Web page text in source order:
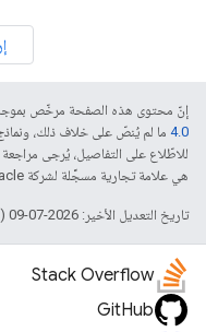
إنّ محتوى هذه الصفحة مرخّص
4.0‏ ما لم يُنصّ على خلاف ذلك،
للاطّلاع على التفاصيل، يُرجى مراجعة
هي علامة تجارية مسجَّلة لشركة Oracle و/أو شركائها التابعين.
تاريخ التعديل الأخير: 2026-07-09 (حسب التوقيت العالمي المتفَّق عليه)
Stack Overflow
GitHub